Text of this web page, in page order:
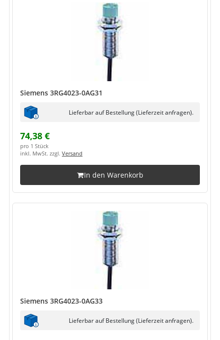
Siemens 3RG4023-0AG31
Lieferbar auf Bestellung (Lieferzeit anfragen).
74,38 €
pro 1 Stück
inkl. MwSt. zzgl. Versand
In den Warenkorb
Siemens 3RG4023-0AG33
Lieferbar auf Bestellung (Lieferzeit anfragen).